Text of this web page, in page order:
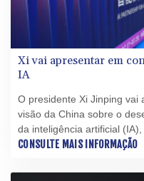
Xi vai apresentar em
IA
O presidente Xi Jinping vai
visão da China sobre o
da inteligência artificial
mostrar a tecnologia de
CONSULTE MAIS INFORMAÇÃO